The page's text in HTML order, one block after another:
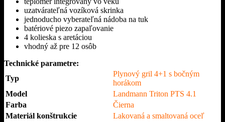
uzatvárateľná vozíková skrinka
jednoducho vyberateľná nádoba na tuk
batériové piezo zapaľovanie
4 kolieska s aretáciou
vhodný až pre 12 osôb
Technické parametre:
Typ
Plynový gril 4+1 s bočným
horákom
Model
Landmann Triton PTS 4.1
Farba
Čierna
Materiál konštrukcie
Lakovaná a smaltovaná oceľ